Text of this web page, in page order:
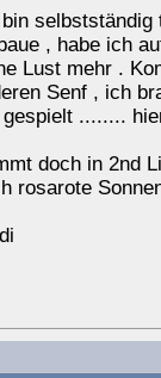
selbstständig
, habe ich
Lust mehr .
Senf , ich
gespielt ........
doch in 2nd
rosarote